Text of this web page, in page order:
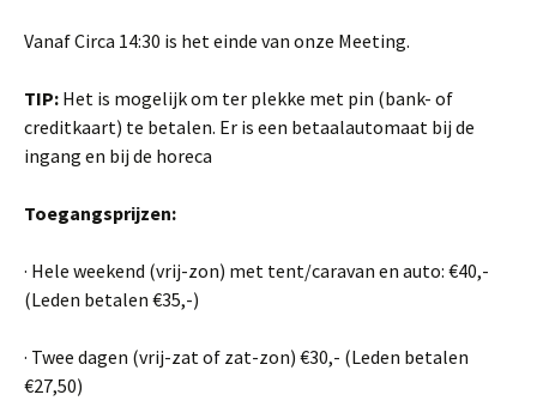
Vanaf Circa 14:30 is het einde van onze Meeting.
TIP: Het is mogelijk om ter plekke met pin (bank- of
creditkaart) te betalen. Er is een betaalautomaat bij de
ingang en bij de horeca
Toegangsprijzen:
· Hele weekend (vrij-zon) met tent/caravan en auto: €40,-
(Leden betalen €35,-)
· Twee dagen (vrij-zat of zat-zon) €30,- (Leden betalen
€27,50)